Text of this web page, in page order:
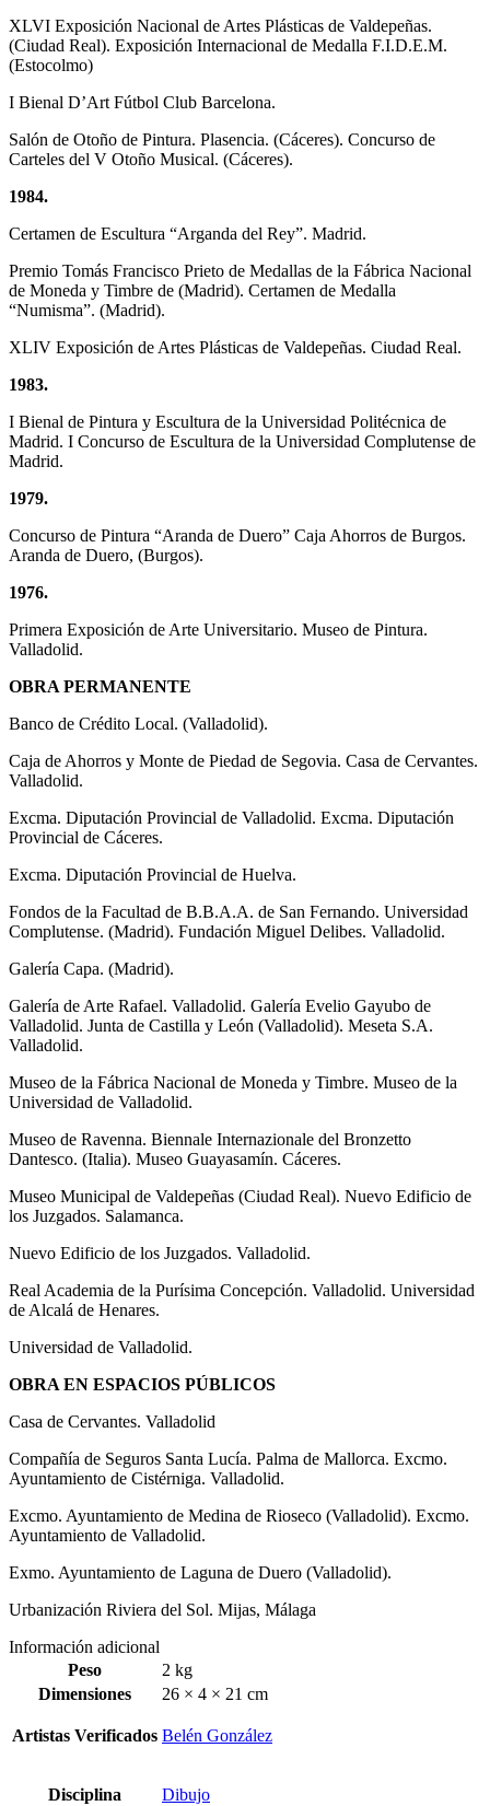
XLVI Exposición Nacional de Artes Plásticas de Valdepeñas.
(Ciudad Real). Exposición Internacional de Medalla F.I.D.E.M.
(Estocolmo)
I Bienal D’Art Fútbol Club Barcelona.
Salón de Otoño de Pintura. Plasencia. (Cáceres). Concurso de
Carteles del V Otoño Musical. (Cáceres).
1984.
Certamen de Escultura “Arganda del Rey”. Madrid.
Premio Tomás Francisco Prieto de Medallas de la Fábrica Nacional
de Moneda y Timbre de (Madrid). Certamen de Medalla
“Numisma”. (Madrid).
XLIV Exposición de Artes Plásticas de Valdepeñas. Ciudad Real.
1983.
I Bienal de Pintura y Escultura de la Universidad Politécnica de
Madrid. I Concurso de Escultura de la Universidad Complutense de
Madrid.
1979.
Concurso de Pintura “Aranda de Duero” Caja Ahorros de Burgos.
Aranda de Duero, (Burgos).
1976.
Primera Exposición de Arte Universitario. Museo de Pintura.
Valladolid.
OBRA PERMANENTE
Banco de Crédito Local. (Valladolid).
Caja de Ahorros y Monte de Piedad de Segovia. Casa de Cervantes.
Valladolid.
Excma. Diputación Provincial de Valladolid. Excma. Diputación
Provincial de Cáceres.
Excma. Diputación Provincial de Huelva.
Fondos de la Facultad de B.B.A.A. de San Fernando. Universidad
Complutense. (Madrid). Fundación Miguel Delibes. Valladolid.
Galería Capa. (Madrid).
Galería de Arte Rafael. Valladolid. Galería Evelio Gayubo de
Valladolid. Junta de Castilla y León (Valladolid). Meseta S.A.
Valladolid.
Museo de la Fábrica Nacional de Moneda y Timbre. Museo de la
Universidad de Valladolid.
Museo de Ravenna. Biennale Internazionale del Bronzetto
Dantesco. (Italia). Museo Guayasamín. Cáceres.
Museo Municipal de Valdepeñas (Ciudad Real). Nuevo Edificio de
los Juzgados. Salamanca.
Nuevo Edificio de los Juzgados. Valladolid.
Real Academia de la Purísima Concepción. Valladolid. Universidad
de Alcalá de Henares.
Universidad de Valladolid.
OBRA EN ESPACIOS PÚBLICOS
Casa de Cervantes. Valladolid
Compañía de Seguros Santa Lucía. Palma de Mallorca. Excmo.
Ayuntamiento de Cistérniga. Valladolid.
Excmo. Ayuntamiento de Medina de Rioseco (Valladolid). Excmo.
Ayuntamiento de Valladolid.
Exmo. Ayuntamiento de Laguna de Duero (Valladolid).
Urbanización Riviera del Sol. Mijas, Málaga
Información adicional
Peso
2 kg
Dimensiones
26 × 4 × 21 cm
Artistas Verificados Belén González
Disciplina Dibujo